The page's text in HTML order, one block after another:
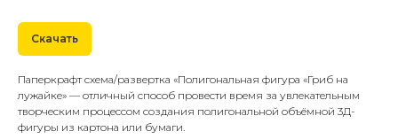
Скачать
Паперкрафт схема/развертка «Полигональная фигура «Гриб на
лужайке» — отличный способ провести время за увлекательным
творческим процессом создания полигональной объёмной 3Д-
фигуры из картона или бумаги.